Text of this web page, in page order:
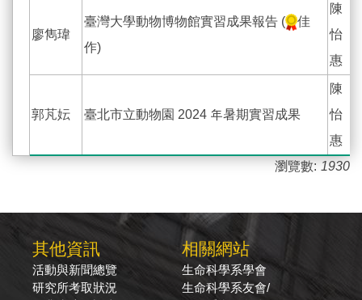
廖雋瑋
臺灣大學動物博物館實習成果報告 (
佳
作)
陳
怡
惠
郭芃妘 臺北市立動物園 2024 年暑期實習成果
陳
怡
惠
瀏覽數: 1930
其他資訊
活動與新聞總覽
研究所考取狀況
相關網站
生命科學系學會
生命科學系友會/